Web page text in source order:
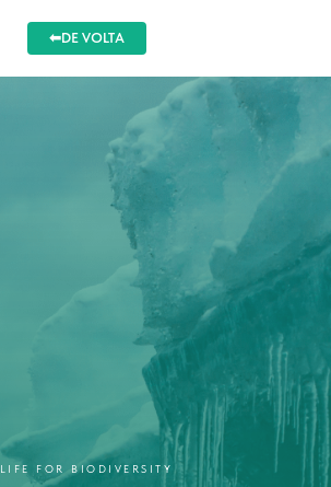
⬅DE VOLTA
LIFE FOR BIODIVERSITY